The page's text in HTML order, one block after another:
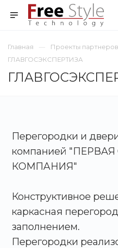
Главная Проекты партнеров
ГЛАВГОСЭКСПЕРТИЗА
Перегородки и
компанией
КОМПАНИЯ"
Конструктивное
каркасная
заполнением.
Перегородки